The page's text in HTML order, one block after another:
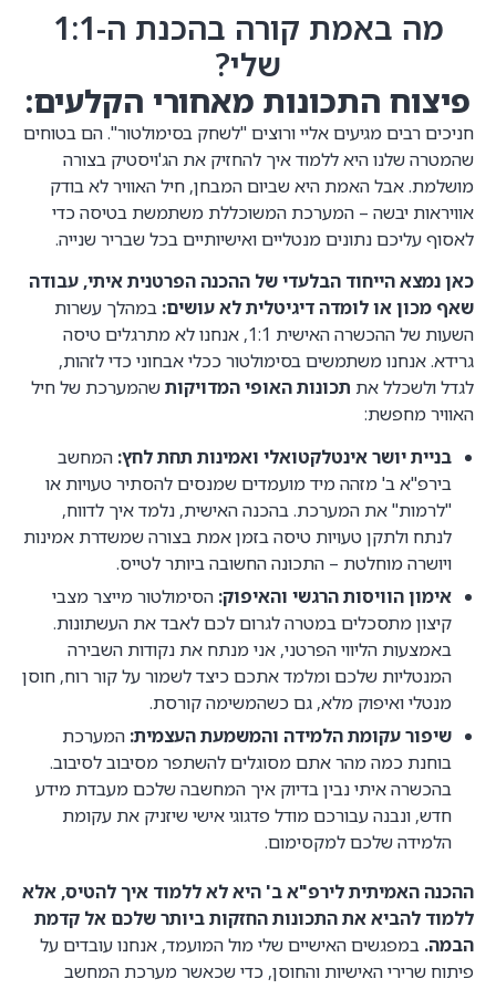
מה באמת קורה בהכנת ה-1:1
שלי?
פיצוח התכונות מאחורי הקלעים:
חניכים רבים מגיעים אליי ורוצים "לשחק בסימולטור". הם בטוחים
שהמטרה שלנו היא ללמוד איך להחזיק את הג'ויסטיק בצורה
מושלמת. אבל האמת היא שביום המבחן, חיל האוויר לא בודק
אוויראות יבשה – המערכת המשוכללת משתמשת בטיסה כדי
לאסוף עליכם נתונים מנטליים ואישיותיים בכל שבריר שנייה.
כאן נמצא הייחוד הבלעדי של ההכנה הפרטנית איתי, עבודה
שאף מכון או לומדה דיגיטלית לא עושים: במהלך עשרות
השעות של ההכשרה האישית 1:1, אנחנו לא מתרגלים טיסה
גרידא. אנחנו משתמשים בסימולטור ככלי אבחוני כדי לזהות,
לגדל ולשכלל את תכונות האופי המדויקותשהמערכת של חיל
האוויר מחפשת:
בניית יושר אינטלקטואלי ואמינות תחת לחץ: המחשב
בירפ"א ב' מזהה מיד מועמדים שמנסים להסתיר טעויות או
"לרמות" את המערכת. בהכנה האישית, נלמד איך לדווח,
לנתח ולתקן טעויות טיסה בזמן אמת בצורה שמשדרת אמינות
ויושרה מוחלטת – התכונה החשובה ביותר לטייס.
אימון הוויסות הרגשי והאיפוק: הסימולטור מייצר מצבי
קיצון מתסכלים במטרה לגרום לכם לאבד את העשתונות.
באמצעות הליווי הפרטני, אני מנתח את נקודות השבירה
המנטליות שלכם ומלמד אתכם כיצד לשמור על קור רוח, חוסן
מנטלי ואיפוק מלא, גם כשהמשימה קורסת.
שיפור עקומת הלמידה והמשמעת העצמית: המערכת
בוחנת כמה מהר אתם מסוגלים להשתפר מסיבוב לסיבוב.
בהכשרה איתי נבין בדיוק איך המחשבה שלכם מעבדת מידע
חדש, ונבנה עבורכם מודל פדגוגי אישי שיזניק את עקומת
הלמידה שלכם למקסימום.
ההכנה האמיתית לירפ"א ב' היא לא ללמוד איך להטיס, אלא
ללמוד להביא את התכונות החזקות ביותר שלכם אל קדמת
הבמה. במפגשים האישיים שלי מול המועמד, אנחנו עובדים על
פיתוח שרירי האישיות והחוסן, כדי שכאשר מערכת המחשב